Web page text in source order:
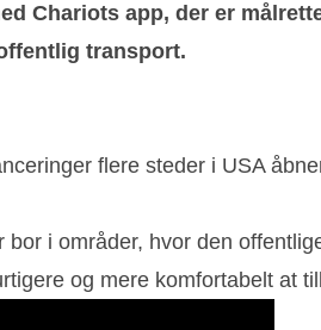
Chariots app, der er
transport.
flere steder i USA
bor i områder, hvor den
og mere komfortabelt at